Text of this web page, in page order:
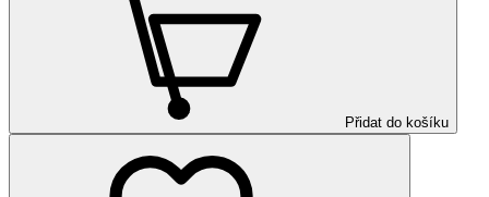
Přidat do košíku